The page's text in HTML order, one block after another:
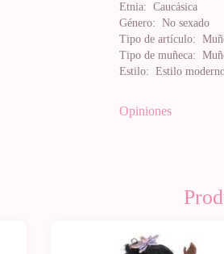
Etnia: Caucásica
Género: No sexado
Tipo de artículo:
Tipo de muñeca:
Estilo: Estilo
Opiniones